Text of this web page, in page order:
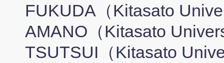
FUKUDA（Kitasato
AMANO（Kitasato
TSUTSUI（Kitasato